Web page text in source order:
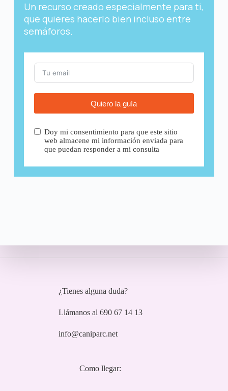
Un recurso creado especialmente para ti,
que quieres hacerlo bien incluso entre
semáforos.
Quiero la guía
Doy mi consentimiento para que este sitio
web almacene mi información enviada para
que puedan responder a mi consulta
¿Tienes alguna duda?
Llámanos al 690 67 14 13
info@caniparc.net
Como llegar: